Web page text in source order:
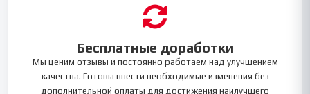
Бесплатные доработки
Мы ценим отзывы и постоянно работаем над улучшением
качества. Готовы внести необходимые изменения без
дополнительной оплаты для достижения наилучшего